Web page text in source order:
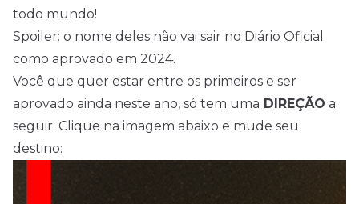
todo mundo!
Spoiler: o nome deles não vai sair no Diário Oficial
como aprovado em 2024.
Você que quer estar entre os primeiros e ser
aprovado ainda neste ano, só tem uma DIREÇÃO a
seguir. Clique na imagem abaixo e mude seu
destino: